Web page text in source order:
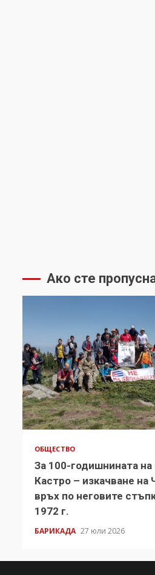
Ако сте
ОБЩЕСТВО
За 100-годишнината
Кастро – изкачване на
връх по неговите
1972 г.
БАРИКАДА 27 юли 2026